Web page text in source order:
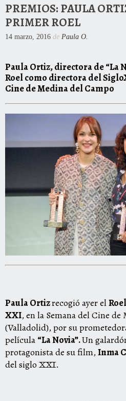
PREMIOS: PAULA
PRIMER ROEL
14 marzo, 2016 de Paula O.
Paula Ortiz, directora de“La
Roelcomo directora del
Cine de Medina del Campo
Paula Ortizrecogió ayer el
XXI, en la Semana del Cine
(Valladolid), por su
película “La Novia”.Un
protagonista de su film,Inma
del siglo XXI.